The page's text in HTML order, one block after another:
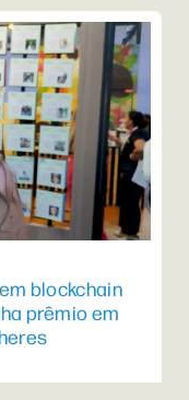
blockchain
prêmio em